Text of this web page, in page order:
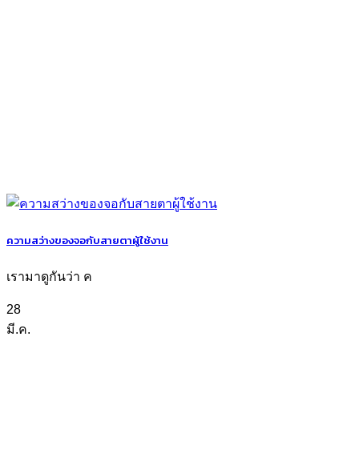
ความสว่างของจอกับสายตาผู้ใช้งาน
เรามาดูกันว่า ค
28
มี.ค.